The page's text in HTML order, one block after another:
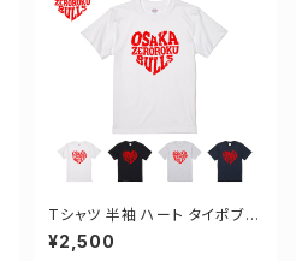
Tシャツ 半袖 ハート タイポブラ
フィー 4カラー ゼロクロ ゼロロ
ククロージング S-XXXLサイズ
¥2,500